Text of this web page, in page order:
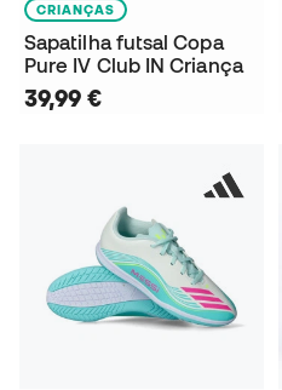
CRIANÇAS
Sapatilha futsal Copa
Pure IV Club IN Criança
39,99 €